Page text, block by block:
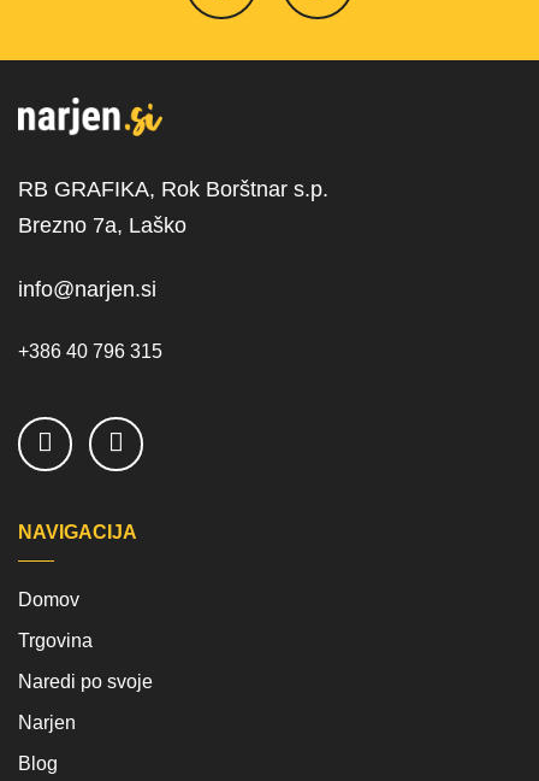
RB GRAFIKA, Rok Borštnar s.p.
Brezno 7a, Laško
info@narjen.si
+386 40 796 315
NAVIGACIJA
Domov
Trgovina
Naredi po svoje
Narjen
Blog